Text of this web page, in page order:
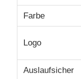
Qualitätskontrolle
Kontakt mit uns
Farbe
Logo
Auslaufsicher